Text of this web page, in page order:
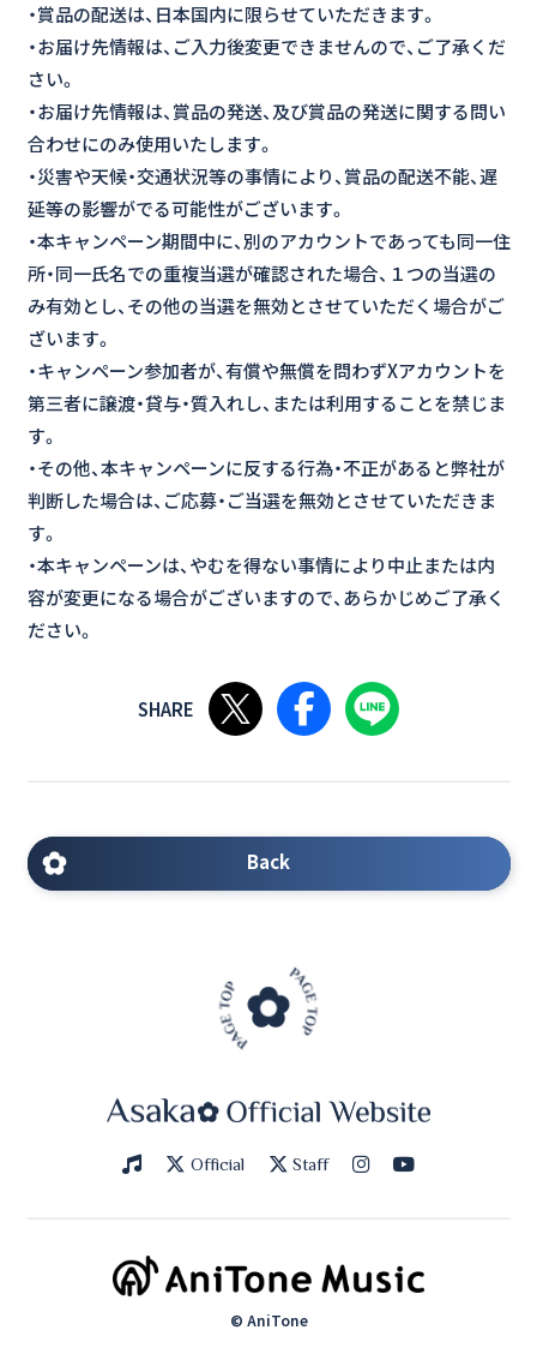
・賞品の配送は、日本国内に限らせていただきます。
・お届け先情報は、ご入力後変更できませんので、ご了承くだ
さい。
・お届け先情報は、賞品の発送、及び賞品の発送に関する問い
合わせにのみ使用いたします。
・災害や天候・交通状況等の事情により、賞品の配送不能、遅
延等の影響がでる可能性がございます。
・本キャンペーン期間中に、別のアカウントであっても同一住
所・同一氏名での重複当選が確認された場合、１つの当選の
み有効とし、その他の当選を無効とさせていただく場合がご
ざいます。
・キャンペーン参加者が、有償や無償を問わずXアカウントを
第三者に譲渡・貸与・質入れし、または利用することを禁じま
す。
・その他、本キャンペーンに反する行為・不正があると弊社が
判断した場合は、ご応募・ご当選を無効とさせていただきま
す。
・本キャンペーンは、やむを得ない事情により中止または内
容が変更になる場合がございますので、あらかじめご了承く
ださい。
Xで共有するFacebookで共有する
Back
Official Staff
© AniTone